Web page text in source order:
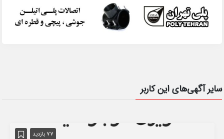
سایر آگهی‌های این کاربر
77 بازدید